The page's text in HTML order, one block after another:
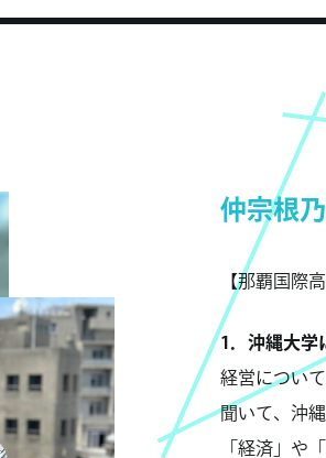
仲宗根
【那覇国際
1．沖縄大学
経営につい
聞いて、沖
「経済」や